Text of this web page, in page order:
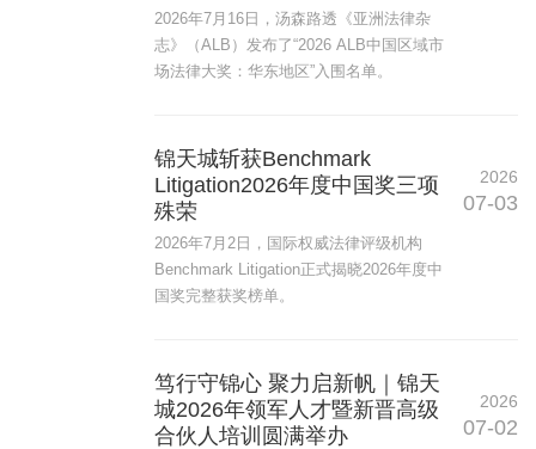
2026年7月16日，汤森路透《亚洲法律杂
志》（ALB）发布了“2026 ALB中国区域市
场法律大奖：华东地区”入围名单。
锦天城斩获Benchmark
Litigation2026年度中国奖三项
殊荣
2026年7月2日，国际权威法律评级机构
Benchmark Litigation正式揭晓2026年度中
国奖完整获奖榜单。
2026
07-03
笃行守锦心 聚力启新帆｜锦天
城2026年领军人才暨新晋高级
合伙人培训圆满举办
2026
07-02